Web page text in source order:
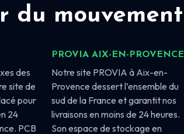
du mouvement
des
site de
pour
24
PCB
PROVIA AIX-EN-PROVENCE
Notre site PROVIA à Aix-en-
Provence dessert l’ensemble du
sud de la France et garantit nos
livraisons en moins de 24 heures.
Son espace de stockage en